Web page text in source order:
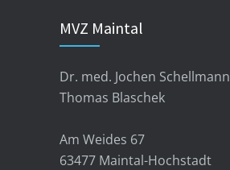
MVZ Maintal
Dr. med. Jochen Schellmann
Thomas Blaschek
Am Weides 67
63477 Maintal-Hochstadt